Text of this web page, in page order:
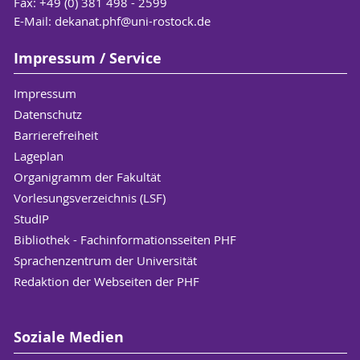
Uhr
Erdgeschoss
Abgabe von Abschlussarbeiten) bleiben von den
festgelegten Sprechzeiten unberührt. Hier gilt
der durch das Prüfungsamt mitgeteilte Termin,
unabhängig von den Sprechzeiten.
E-Mail: dekanat.phf@uni-rostock.de
Impressum / Service
Impressum
Datenschutz
Barrierefreiheit
Lageplan
Organigramm der Fakultät
Vorlesungsverzeichnis (LSF)
StudIP
Bibliothek - Fachinformationsseiten PHF
Sprachenzentrum der Universität
Redaktion der Webseiten der PHF
Soziale Medien